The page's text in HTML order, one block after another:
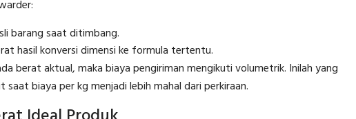
barang saat ditimbang.
hasil konversi dimensi ke formula tertentu.
berat aktual, maka biaya pengiriman mengikuti volumetrik. Inilah yang
biaya per kg menjadi lebih mahal dari perkiraan.